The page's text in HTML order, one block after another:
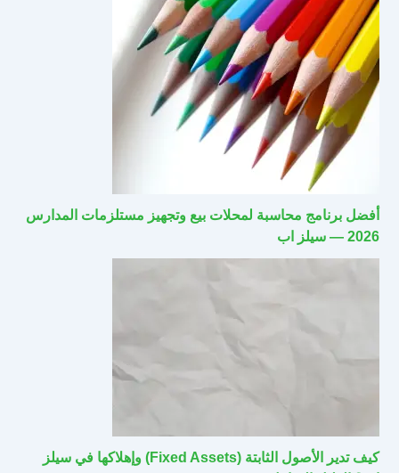
أفضل برنامج محاسبة لمحلات بيع وتجهيز مستلزمات المدارس
2026 — سيلز اب
كيف تدير الأصول الثابتة (Fixed Assets) وإهلاكها في سيلز